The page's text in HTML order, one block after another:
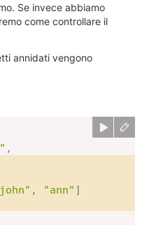
Se invece abbiamo
come controllare il
annidati vengono
,
, "ann" ]